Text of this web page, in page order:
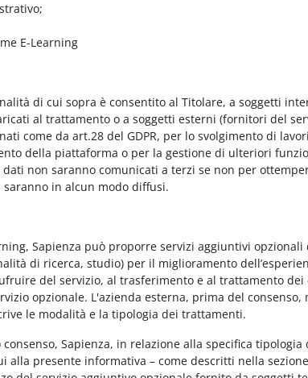
E-Learning
di cui sopra è consentito al Titolare, a soggetti
al trattamento o a soggetti esterni (fornitori del
come da art.28 del GDPR, per lo svolgimento di
della piattaforma o per la gestione di ulteriori
non saranno comunicati a terzi se non per
in alcun modo diffusi.
Sapienza può proporre servizi aggiuntivi opzionali
di ricerca, studio) per il miglioramento
del servizio, al trasferimento e al trattamento
opzionale. L'azienda esterna, prima del
le modalità e la tipologia dei trattamenti.
Sapienza, in relazione alla specifica
presente informativa – come descritti nella